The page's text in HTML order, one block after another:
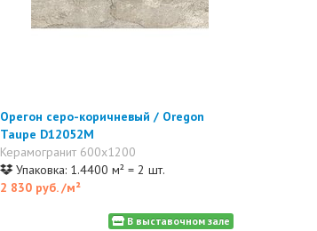
Орегон серо-коричневый / Oregon
Taupe D12052M
Керамогранит 600x1200
Упаковка: 1.4400 м² = 2 шт.
2 830 руб./м²
В выставочном зале